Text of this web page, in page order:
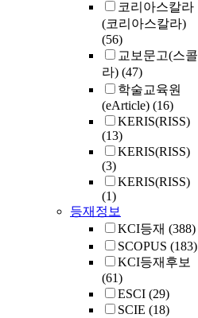
코리아스칼라
(코리아스칼라)
(56)
교보문고(스콜
라) (47)
학술교육원
(eArticle) (16)
KERIS(RISS)
(13)
KERIS(RISS)
(3)
KERIS(RISS)
(1)
등재정보
KCI등재 (388)
SCOPUS (183)
KCI등재후보
(61)
ESCI (29)
SCIE (18)